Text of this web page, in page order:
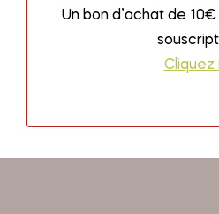
Un bon d’achat de
Cliquez